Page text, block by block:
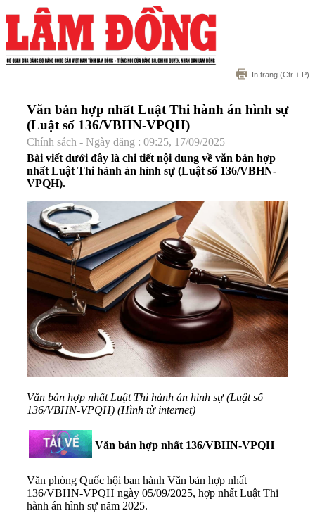
In trang (Ctr + P)
Văn bản hợp nhất Luật Thi hành án hình sự
(Luật số 136/VBHN-VPQH)
Chính sách - Ngày đăng : 09:25, 17/09/2025
Bài viết dưới đây là chi tiết nội dung về văn bản hợp
nhất Luật Thi hành án hình sự (Luật số 136/VBHN-
VPQH).
Văn bản hợp nhất Luật Thi hành án hình sự (Luật số
136/VBHN-VPQH) (Hình từ internet)
Văn bản hợp nhất 136/VBHN-VPQH
Văn phòng Quốc hội ban hành Văn bản hợp nhất
136/VBHN-VPQH ngày 05/09/2025, hợp nhất Luật Thi
hành án hình sự năm 2025.